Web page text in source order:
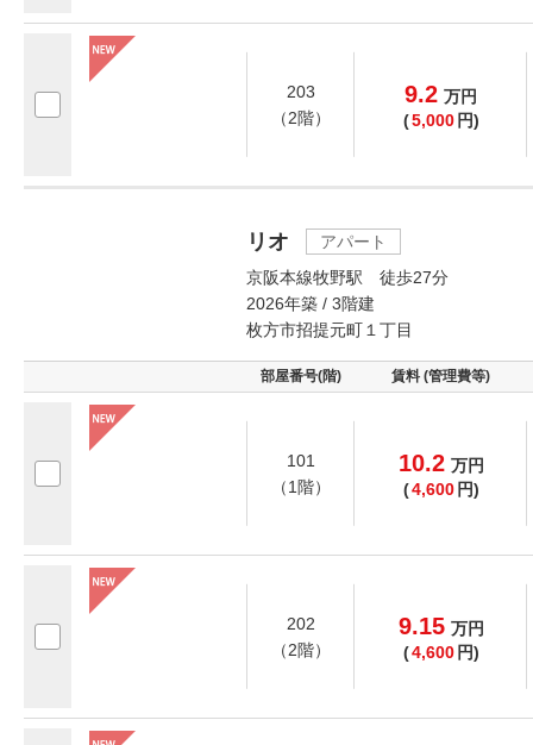
203
（2階）
9.2 万円
(5,000 円)
リオ
アパート
京阪本線牧野駅 徒歩27分
2026年築 / 3階建
枚方市招提元町１丁目
部屋番号(階) 賃料 (管理費等)
101
（1階）
10.2 万円
(4,600 円)
202
（2階）
9.15 万円
(4,600 円)